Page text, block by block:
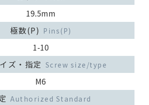
19.5mm
極数(P) Pins(P)
1-10
ズ・指定 Screw size/type
M6
Authorized Standard